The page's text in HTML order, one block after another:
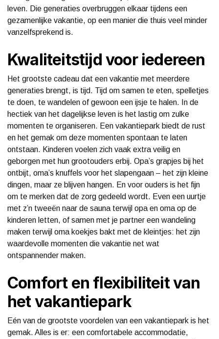
leven. Die generaties overbruggen elkaar tijdens een
gezamenlijke vakantie, op een manier die thuis veel minder
vanzelfsprekend is.
Kwaliteitstijd voor iedereen
Het grootste cadeau dat een vakantie met meerdere
generaties brengt, is tijd. Tijd om samen te eten, spelletjes
te doen, te wandelen of gewoon een ijsje te halen. In de
hectiek van het dagelijkse leven is het lastig om zulke
momenten te organiseren. Een vakantiepark biedt de rust
en het gemak om deze momenten spontaan te laten
ontstaan. Kinderen voelen zich vaak extra veilig en
geborgen met hun grootouders erbij. Opa’s grapjes bij het
ontbijt, oma’s knuffels voor het slapengaan – het zijn kleine
dingen, maar ze blijven hangen. En voor ouders is het fijn
om te merken dat de zorg gedeeld wordt. Even een uurtje
met z’n tweeën naar de sauna terwijl opa en oma op de
kinderen letten, of samen met je partner een wandeling
maken terwijl oma koekjes bakt met de kleintjes: het zijn
waardevolle momenten die vakantie net wat
ontspannender maken.
Comfort en flexibiliteit van
het vakantiepark
Eén van de grootste voordelen van een vakantiepark is het
gemak. Alles is er: een comfortabele accommodatie,